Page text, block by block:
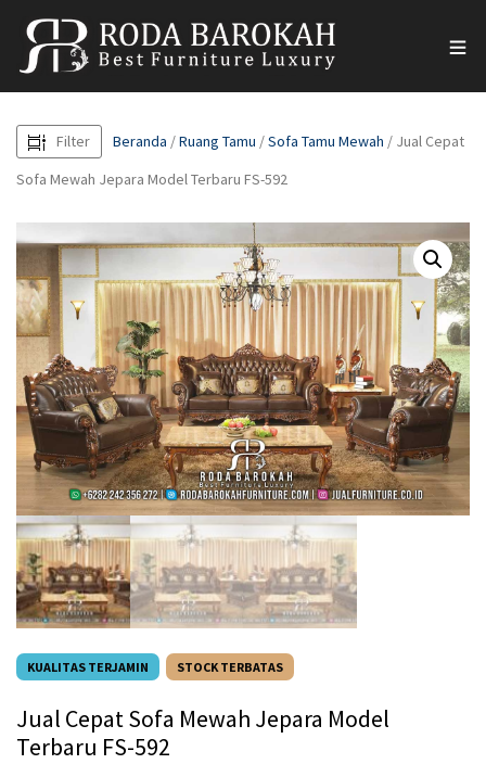
Filter Beranda /Ruang Tamu /Sofa Tamu Mewah / Jual Cepat
Sofa Mewah Jepara Model Terbaru FS-592
KUALITAS TERJAMIN STOCK TERBATAS
Jual Cepat Sofa Mewah Jepara Model
Terbaru FS-592